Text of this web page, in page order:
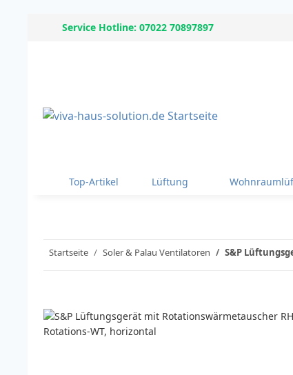
Service Hotline: 07022 70897897
Top-Artikel Lüftung
Startseite Soler & Palau Ventilatoren S&P